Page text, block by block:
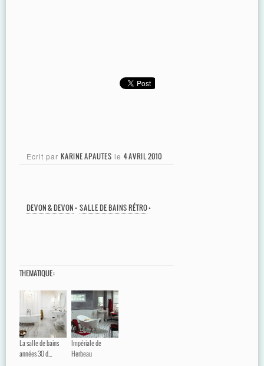
Ecrit par KARINE APAUTES le 4 AVRIL 2010
DEVON & DEVON• SALLE DE BAINS RÉTRO•
THEMATIQUE :
La salle de bains
années 30 d...
Impériale de
Herbeau